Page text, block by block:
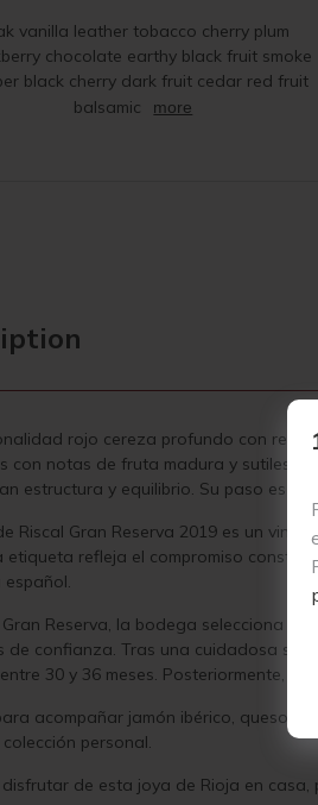
vanilla leather tobacco cherry plum
chocolate earthy black fruit smoke
black cherry dark fruit cedar red fruit
balsamic
more
rojo cereza profundo con
con notas de fruta madura y sutiles
estructura y equilibrio. Su paso es
Riscal Gran Reserva 2019 es un
etiqueta refleja el compromiso
español.
Reserva, la bodega selecciona
de confianza. Tras una cuidadosa
30 y 36 meses. Posteriormente,
acompañar jamón ibérico, quesos
personal.
de esta joya de Rioja en